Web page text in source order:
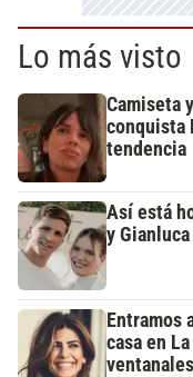
Lo más visto
Camiseta
conquista
tendencia
Así está
y
Entramos
casa en